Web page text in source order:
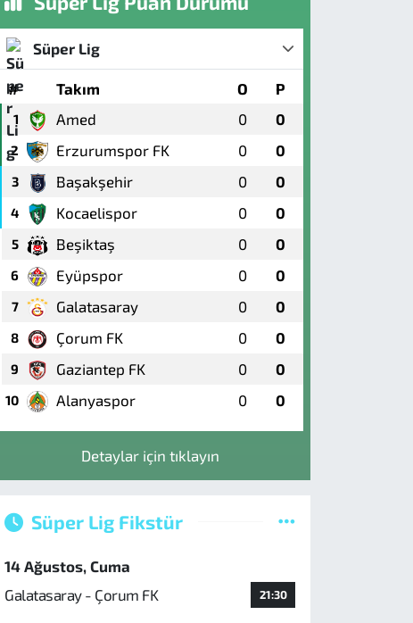
Süper Lig
# Takım O P
1 Amed 0 0
2 Erzurumspor FK 0 0
3 Başakşehir 0 0
4 Kocaelispor 0 0
5 Beşiktaş 0 0
6 Eyüpspor 0 0
7 Galatasaray 0 0
8 Çorum FK 0 0
9 Gaziantep FK 0 0
10 Alanyaspor 0 0
Detaylar için tıklayın
Süper Lig Fikstür
14 Ağustos, Cuma
Galatasaray - Çorum FK
21:30